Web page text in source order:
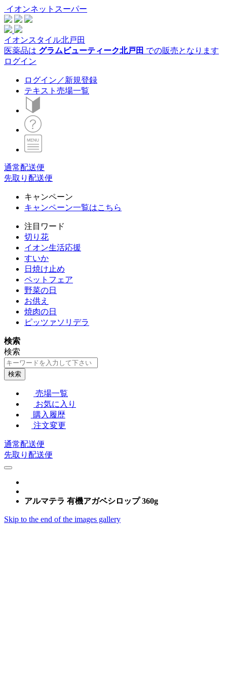
イオンネットスーパー
イオンスタイル北戸田
医薬品は グラムビューティーク北戸田 での販売となります
ログイン
ログイン／新規登録
テキスト売場一覧
通常配送便
先取り配送便
キャンペーン
キャンペーン一覧はこちら
注目ワード
切り花
イオン生活応援
すいか
日焼け止め
ペットフェア
野菜の日
お供え
焼肉の日
ピッツァソリデラ
検索
検索
検索
売場一覧
お気に入り
購入履歴
注文変更
通常配送便
先取り配送便
アルマテラ 有機アガベシロップ 360g
Skip to the end of the images gallery